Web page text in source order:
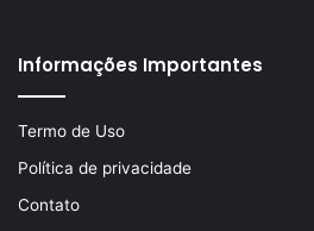
Informações Importantes
Termo de Uso
Política de privacidade
Contato